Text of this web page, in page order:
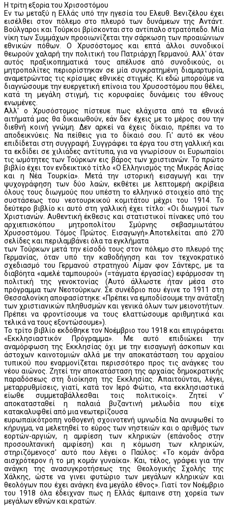
Η τρiτη εξορiα του Χρισοστόμου
Εν τω μεταξύ η Ελλάς υπό την ηγεσία του Ελευθ. Βενιζέλου έχει
εισέλθει στον πόλεμο στο πλευρό των δυνάμεων της Αντάντ.
Βούλγαροι και Τούρκοι βρίσκονται στο αντίπαλο στρατόπεδο. Μία
νίκη των Συμμάχων προοιωνίζεται την σάρκωση των προαιώνιων
εθνικών πόθων. Ο Χρυσόστομος και επτά άλλοι συνοδικοί
θεωρούν χαλαρή την πολιτική του Πατριάρχη Γερμανού. Αλλ' όταν
αυτός πραξικοπηματικά τους απέλυσε από συνοδικούς, οι
μητροπολίτες περιορίστηκαν σε μία συγκρατημένη διαμαρτυρία,
αναμετρώντας τις κρίσιμες εθνικές στιγμές. Κι εδώ μπορούμε να
διαγνώσουμε την ευεργετική επίνοια του Χρυσοστόμου που θέλει,
κατά τη μεγάλη στιγμή, τις κορυφαίες δυνάμεις του έθνους
ενωμένες.
Αλλ' ο Χρυσόστομος πίστευε πως ελάχιστα από τα εθνικά
αιτήματά μας θα δικαιωθούν, εάν δεν έχεις με το μέρος σου την
διεθνή κοινή γνώμη. Δεν αρκεί να έχεις δίκαιο, πρέπει να το
αποδεικνύεις. Να πείθεις για το δίκαιό σου. Γι' αυτό εκ νέου
επιδίδεται στη συγγραφή. Συγγράφει τα έργα του στη γαλλική και
τα εκδίδει σε χιλιάδες αντίτυπα, για να γνωρίσουν οι Ευρωπαίοι
τις ωμότητες των Τούρκων εις βάρος των χριστιανών. Το πρώτο
βιβλίο έχει τον ενδεικτικό τίτλο «Ο Ελληνισμός της Μικράς Ασίας
και η Νέα Τουρκία». Μετά την ιστορική εισαγωγή και την
ψυχογράφηση των δύο λαών, εκθέτει με λεπτομερή ακρίβεια
όλους τους διωγμούς που υπέστη το ελληνικό στοιχείο από της
συστάσεως του νεοτουρκικού κομιτάτου μέχρι του 1914. Το
δεύτερο βιβλίο κι αυτό στη γαλλική έχει τίτλο: «Οι διωγμοί των
Χριστιανών. Αυθεντική έκθεσις και στατιστικοί πίνακες υπό του
αρχιεπισκόπου μητροπολίτου Σμύρνης σεβασμιωτάτου
Χρυσοστόμου. Τόμος Πρώτος. Εισαγωγή».Αποτελείται από 270
σελίδες και περιλαμβάνει όλα τα εγκλήματα
των Τούρκων μετά την είσοδό τους στον πόλεμο στο πλευρό της
Γερμανίας, όταν υπό την καθοδήγηση και τον τεχνοκρατικό
σχεδιασμό του Γερμανού στρατηγού Λίμαν φον Σάντερς, με τα
διαβόητα «αμελέ ταμπουρού» (=τάγματα έργασίας) εφάρμοσαν τη
πολιτική της γενοκτονίας (Αυτό άλλωστε ήταν μέσα στο
πρόγραμμα των Νεοτούρκων. Σε συνέδριο που έγινε το 1911 στη
Θεσσαλονίκη αποφασίστηκε: «Πρέπει να εμποδίσουμε την ανάταξη
των χριστιανικών πληθυσμών και γενικά όλων των μειονοτήτων.
Πρέπει να φροντίσουμε να τους ελαττώσουμε αριθμητικά και
τελικά να τους εξοντώσουμε»).
Το τρίτο βιβλίο εκδόθηκε τον Νοέμβριο του 1918 και επιγράφεται
«Εκκλησιαστικόν Πρόγραμμα». Με αυτό επιδιώκει την
αναμόρφωση της Εκκλησίας όχι με την εισαγωγή άσκοπων και
άστοχων καινοτομιών αλλά με την αποκατάσταση του αρχαίου
τυπικού που εναρμονίζεται περισσότερο προς τις ανάγκες του
νέου αιώνος. Ζητεί την αποκατάσταση της αρχαίας δημοκρατικής
παραδόσεως στη διοίκηση της Εκκλησίας. Απαιτούνται, λέγει,
μεταρρυθμίσεις, γιατί, κατά τον Ιερό Φώτιο, «τα εκκλησιαστικά
είωθε συμμεταβάλλεσθαι τοις πολιτικοίς». Ζητεί ν'
αποκατασταθεί η παλαιά βυζαντινή μελωδία που είχε
κατακαλυφθεί από μια νεωτερίζουσα
ευρωπαϊκότροπη νοθογενή σχοινοτενή υμνωδία. Να ανυψωθεί το
κήρυγμα, να μελετηθεί το εύρος των νηστειών και ο αριθμός των
εορτών-αργιών, η αμφίεση των κληρικών (επάνοδος στην
προσουλτανική αμφίεση) και η κόμωση των κληρικών,
στηριζόμενοςσ' αυτό που λέγει ο Παύλος: «Το κομάν άνδρα
αισχρότερον ή το μη κομάν γυναίκα». Και, τέλος, γράφει για την
ανάγκη της ανασυγκροτήσεως της Θεολογικής Σχολής της
Χάλκης, ώστε να γινει φυτώριο των μεγάλων κληρικών και
θεολόγων που έχει ανάγκη ένα μεγάλο έθνος». Γιατί τον Νοέμβριο
του 1918 όλα έδειχναν πως η Ελλάς έμπαινε στη χορεία των
μεγάλων εθνών και κρατών.